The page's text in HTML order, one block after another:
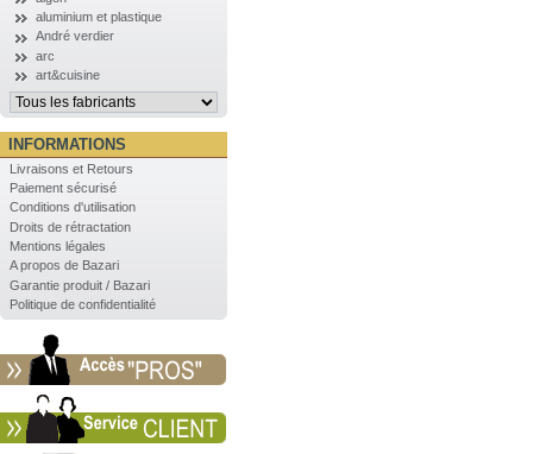
aluminium et plastique
André verdier
arc
art&cuisine
INFORMATIONS
Livraisons et Retours
Paiement sécurisé
Conditions d'utilisation
Droits de rétractation
Mentions légales
A propos de Bazari
Garantie produit / Bazari
Politique de confidentialité